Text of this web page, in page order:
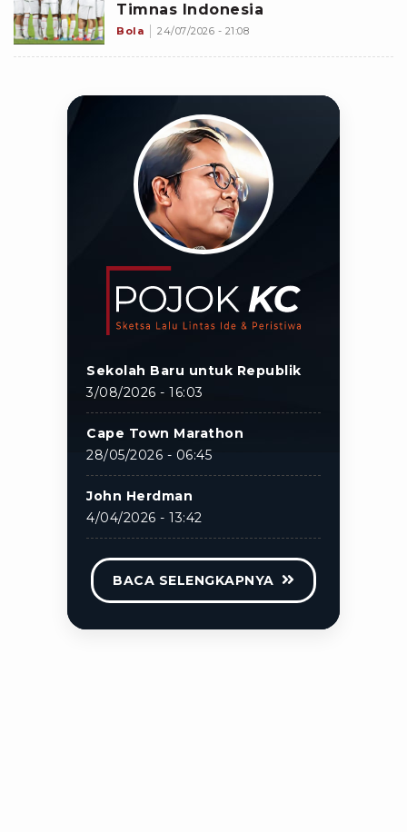
Timnas Indonesia
Bola 24/07/2026 - 21:08
Sekolah Baru untuk Republik
3/08/2026 - 16:03
Cape Town Marathon
28/05/2026 - 06:45
John Herdman
4/04/2026 - 13:42
BACA SELENGKAPNYA